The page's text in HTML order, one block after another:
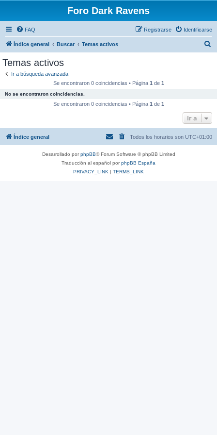
Foro Dark Ravens
FAQ Identificarse
Registrarse
Índice general Buscar Temas activos
Temas activos
Ir a búsqueda avanzada
Se encontraron 0 coincidencias • Página 1 de 1
No se encontraron coincidencias.
Se encontraron 0 coincidencias • Página 1 de 1
Ir a
Índice general Todos los horarios son UTC+01:00
Desarrollado porphpBB® Forum Software © phpBB Limited
Traducción al español porphpBB España
PRIVACY_LINK | TERMS_LINK